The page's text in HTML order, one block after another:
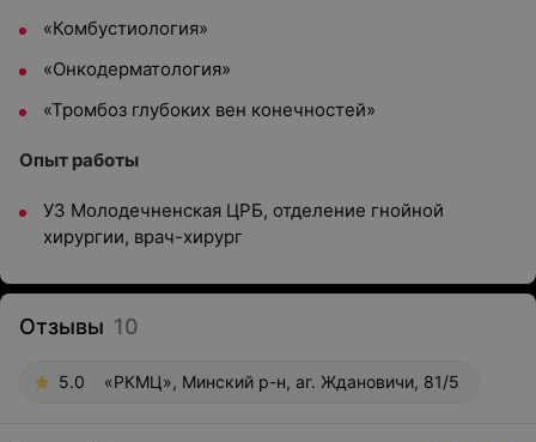
«Комбустиология»
«Онкодерматология»
«Тромбоз глубоких вен конечностей»
Опыт работы
УЗ Молодечненская ЦРБ, отделение гнойной
хирургии, врач-хирург
Отзывы 10
5.0 «РКМЦ», Минский р-н, аг. Ждановичи, 81/5